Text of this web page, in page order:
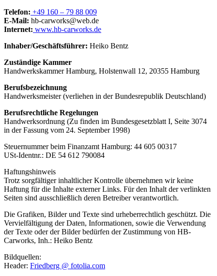
Telefon: +49 160 – 79 88 009
E-Mail: hb-carworks@web.de
Internet: www.hb-carworks.de
Inhaber/Geschäftsführer: Heiko Bentz
Zuständige Kammer
Handwerkskammer Hamburg, Holstenwall 12, 20355 Hamburg
Berufsbezeichnung
Handwerksmeister (verliehen in der Bundesrepublik Deutschland)
Berufsrechtliche Regelungen
Handwerksordnung (Zu finden im Bundesgesetzblatt I, Seite 3074
in der Fassung vom 24. September 1998)
Steuernummer beim Finanzamt Hamburg: 44 605 00317
USt-Identnr.: DE 54 612 790084
Haftungshinweis
Trotz sorgfältiger inhaltlicher Kontrolle übernehmen wir keine
Haftung für die Inhalte externer Links. Für den Inhalt der verlinkten
Seiten sind ausschließlich deren Betreiber verantwortlich.
Die Grafiken, Bilder und Texte sind urheberrechtlich geschützt. Die
Vervielfältigung der Daten, Informationen, sowie die Verwendung
der Texte oder der Bilder bedürfen der Zustimmung von HB-
Carworks, Inh.: Heiko Bentz
Bildquellen:
Header: Friedberg @ fotolia.com